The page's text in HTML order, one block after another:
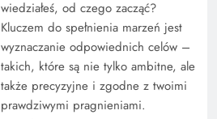
wiedziałeś, od czego zacząć?
Kluczem do spełnienia marzeń jest
wyznaczanie odpowiednich celów –
takich, które są nie tylko ambitne, ale
także precyzyjne i zgodne z twoimi
prawdziwymi pragnieniami.